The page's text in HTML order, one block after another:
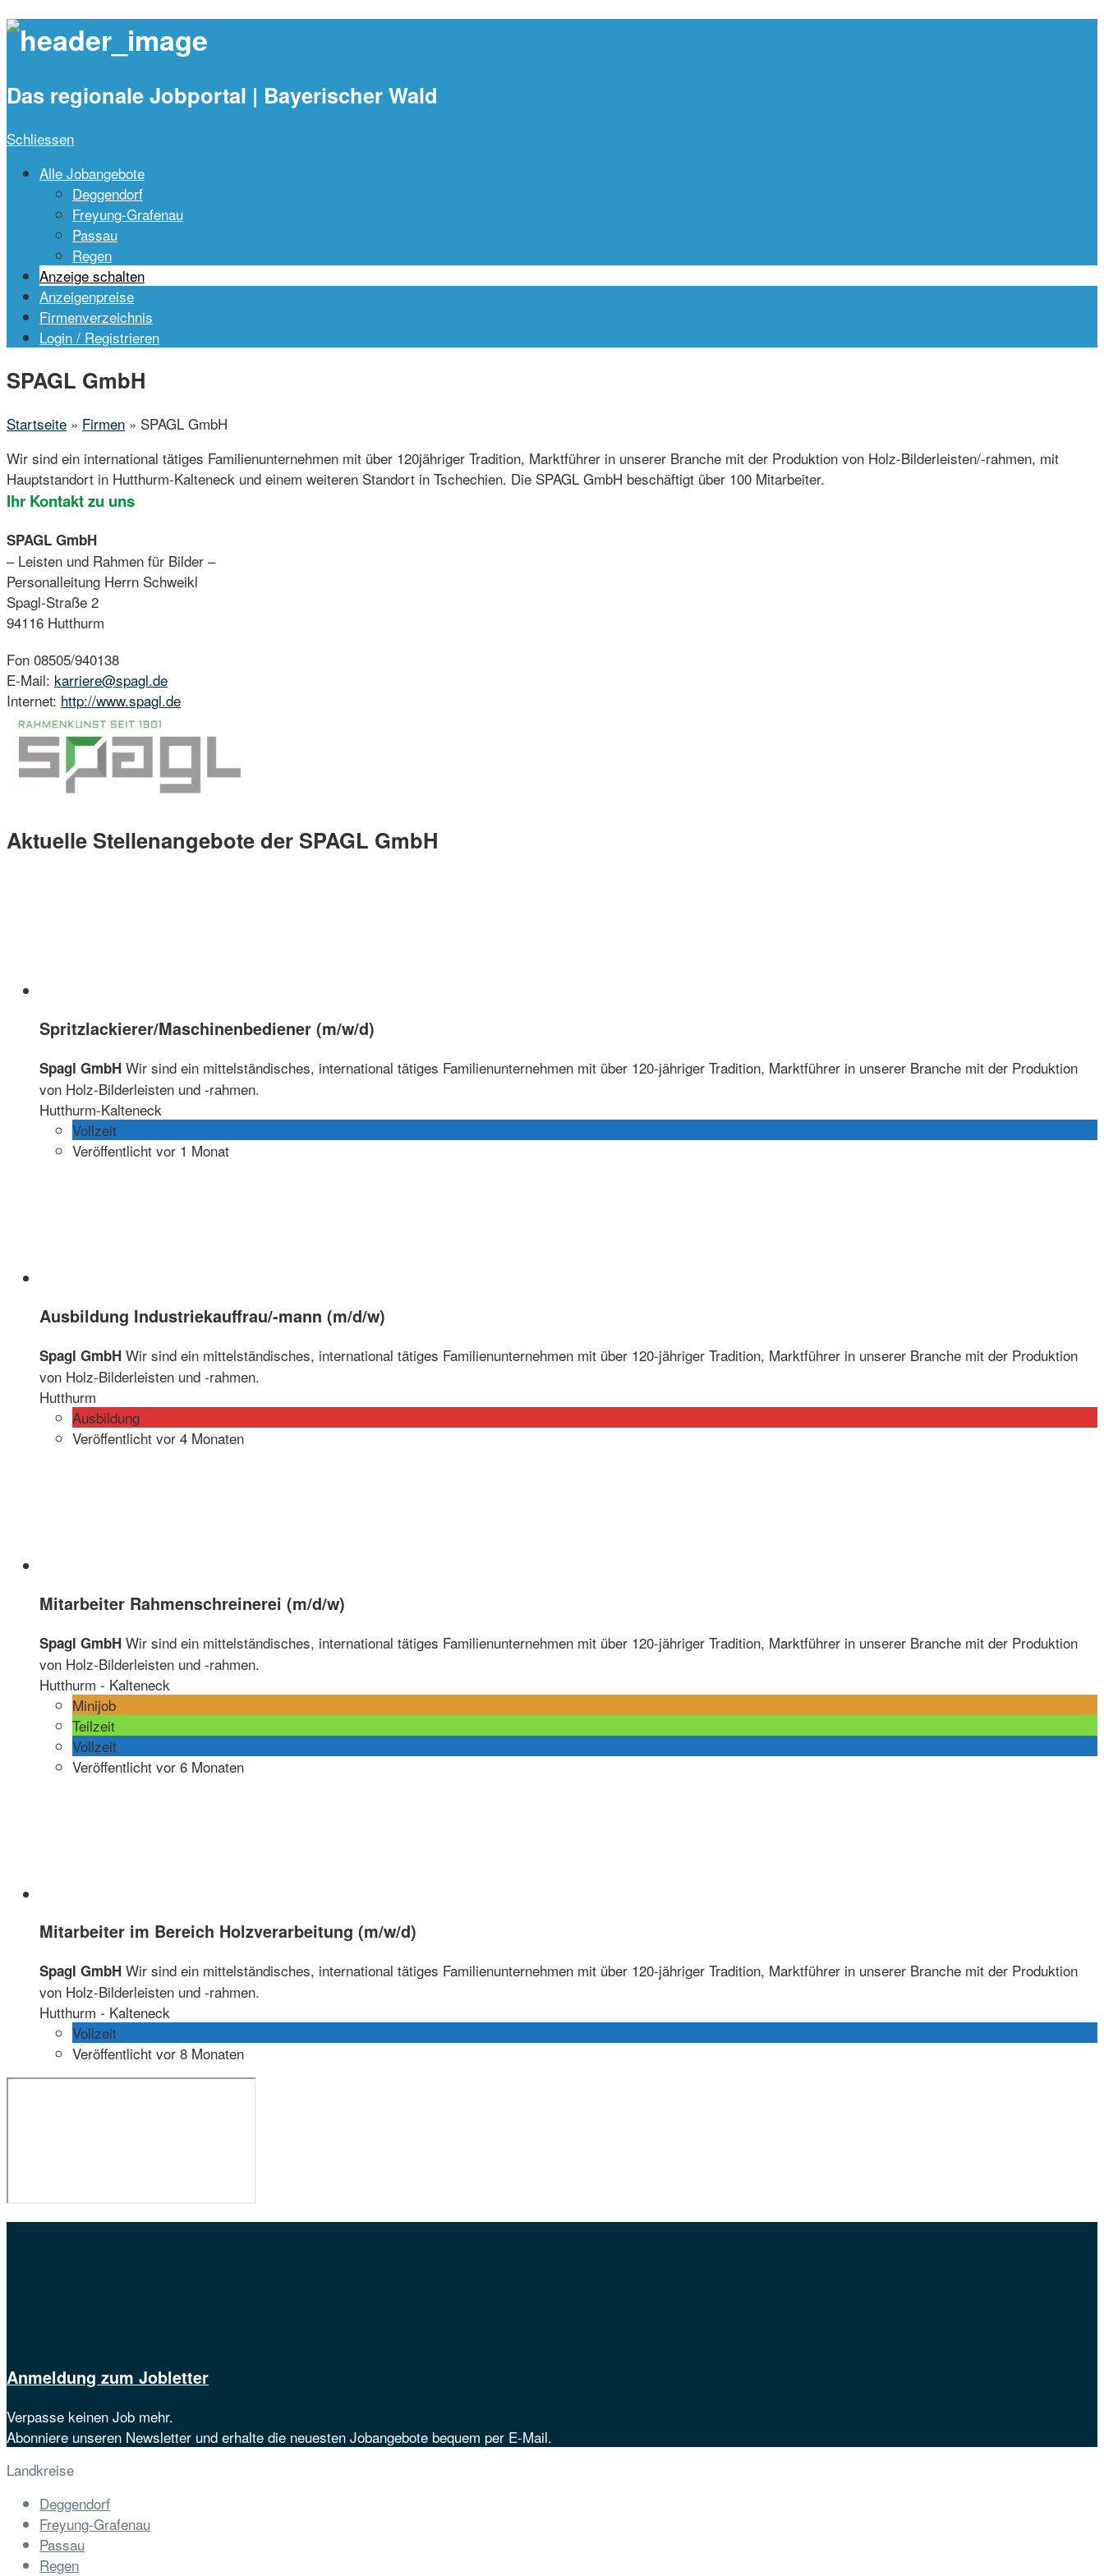
Das regionale Jobportal | Bayerischer Wald
Schliessen
Alle Jobangebote
Deggendorf
Freyung-Grafenau
Passau
Regen
Anzeige schalten
Anzeigenpreise
Firmenverzeichnis
Login / Registrieren
Menu
SPAGL GmbH
Startseite » Firmen » SPAGL GmbH
Wir sind ein international tätiges Familienunternehmen mit über 120jähriger Tradition, Marktführer in unserer Branche mit der Produktion von Holz-Bilderleisten/-rahmen, mit
Hauptstandort in Hutthurm-Kalteneck und einem weiteren Standort in Tschechien. Die SPAGL GmbH beschäftigt über 100 Mitarbeiter.
Ihr Kontakt zu uns
SPAGL GmbH
– Leisten und Rahmen für Bilder –
Personalleitung Herrn Schweikl
Spagl-Straße 2
94116 Hutthurm
Fon 08505/940138
E-Mail: karriere@spagl.de
Internet: http://www.spagl.de
Aktuelle Stellenangebote der SPAGL GmbH
Spritzlackierer/Maschinenbediener (m/w/d)
Spagl GmbH Wir sind ein mittelständisches, international tätiges Familienunternehmen mit über 120-jähriger Tradition, Marktführer in unserer Branche mit der Produktion
von Holz-Bilderleisten und -rahmen.
Hutthurm-Kalteneck
Vollzeit
Veröffentlicht vor 1 Monat
Ausbildung Industriekauffrau/-mann (m/d/w)
Spagl GmbH Wir sind ein mittelständisches, international tätiges Familienunternehmen mit über 120-jähriger Tradition, Marktführer in unserer Branche mit der Produktion
von Holz-Bilderleisten und -rahmen.
Hutthurm
Ausbildung
Veröffentlicht vor 4 Monaten
Mitarbeiter Rahmenschreinerei (m/d/w)
Spagl GmbH Wir sind ein mittelständisches, international tätiges Familienunternehmen mit über 120-jähriger Tradition, Marktführer in unserer Branche mit der Produktion
von Holz-Bilderleisten und -rahmen.
Hutthurm - Kalteneck
Minijob
Teilzeit
Vollzeit
Veröffentlicht vor 6 Monaten
Mitarbeiter im Bereich Holzverarbeitung (m/w/d)
Spagl GmbH Wir sind ein mittelständisches, international tätiges Familienunternehmen mit über 120-jähriger Tradition, Marktführer in unserer Branche mit der Produktion
von Holz-Bilderleisten und -rahmen.
Hutthurm - Kalteneck
Vollzeit
Veröffentlicht vor 8 Monaten
Anmeldung zum Jobletter
Verpasse keinen Job mehr.
Abonniere unseren Newsletter und erhalte die neuesten Jobangebote bequem per E-Mail.
Landkreise
Deggendorf
Freyung-Grafenau
Passau
Regen